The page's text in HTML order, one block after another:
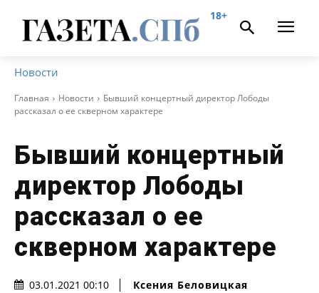
18+
Новости
Главная Новости
Бывший концертный директор Лободы
рассказал о ее скверном характере
Бывший концертный
директор Лободы
рассказал о ее
скверном характере
03.01.2021 00:10 Ксения Беловицкая